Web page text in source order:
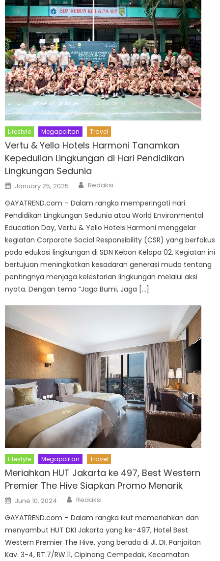
Lifestyle Megapolitan Travel
Vertu & Yello Hotels Harmoni Tanamkan
Kepedulian Lingkungan di Hari Pendidikan
Lingkungan Sedunia
Posted
on
January 25, 2025 Author
Redaksi
GAYATREND.com – Dalam rangka memperingati Hari
Pendidikan Lingkungan Sedunia atau World Environmental
Education Day, Vertu & Yello Hotels Harmoni menggelar
kegiatan Corporate Social Responsibility (CSR) yang berfokus
pada edukasi lingkungan di SDN Kebon Kelapa 02. Kegiatan ini
bertujuan meningkatkan kesadaran generasi muda tentang
pentingnya menjaga kelestarian lingkungan melalui aksi
nyata. Dengan tema “Jaga Bumi, Jaga […]
Lifestyle Megapolitan Travel
Meriahkan HUT Jakarta ke 497, Best Western
Premier The Hive Siapkan Promo Menarik
Posted
on
June 10, 2024 Author
Redaksi
GAYATREND.com – Dalam rangka ikut memeriahkan dan
menyambut HUT DKI Jakarta yang ke-497, Hotel Best
Western Premier The Hive, yang berada di Jl. DI. Panjaitan
Kav. 3-4, RT.7/RW.11, Cipinang Cempedak, Kecamatan